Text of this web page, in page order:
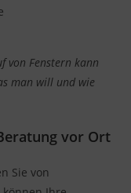
von Fenstern kann
man will und wie
vor Ort
Sie von